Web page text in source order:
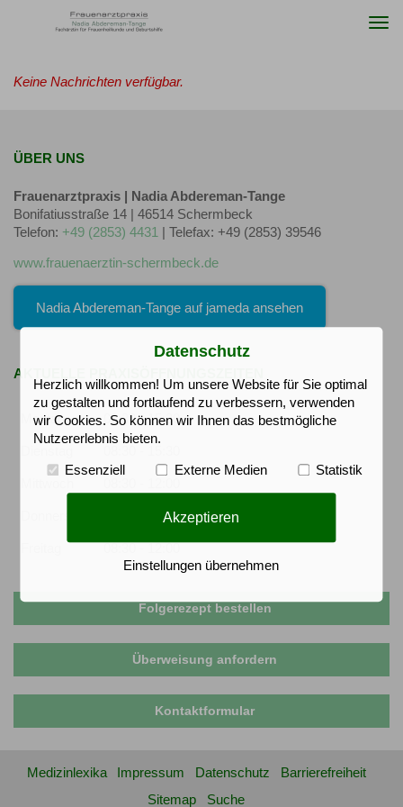
Keine Nachrichten verfügbar.
ÜBER UNS
Frauenarztpraxis | Nadia Abdereman-Tange
Bonifatiusstraße 14 | 46514 Schermbeck
Telefon: +49 (2853) 4431 | Telefax: +49 (2853) 39546
www.frauenaerztin-schermbeck.de
Nadia Abdereman-Tange auf jameda ansehen
AKTUELLE PRAXISÖFFNUNGSZEITEN
Montag 08:30 - 15:30
08:30 - 12:00 15:00 - 20:00
Folgerezept bestellen
Überweisung anfordern
Kontaktformular
Medizinlexika Impressum Datenschutz
Barrierefreiheit
Sitemap
Suche
Datenschutz
Herzlich willkommen! Um unsere Website für Sie optimal
zu gestalten und fortlaufend zu verbessern, verwenden
wir Cookies. So können wir Ihnen das bestmögliche
Nutzererlebnis bieten.
Essenziell Externe Medien Statistik
Akzeptieren
Einstellungen übernehmen